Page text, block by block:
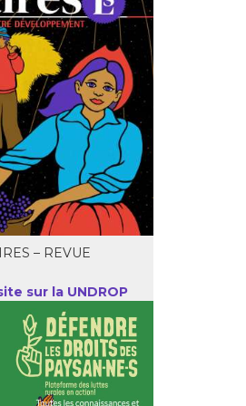
– REVUE
sur la UNDROP